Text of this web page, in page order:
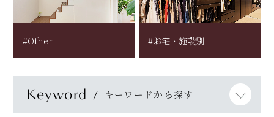
#Other #お宅・施設別
Keyword キーワードから探す